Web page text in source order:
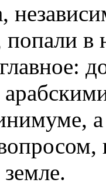
попали